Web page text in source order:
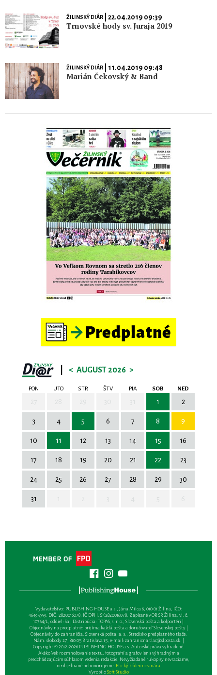
ŽILINSKÝ DIÁR| 22.04.2019 09:39
Trnovské hody sv. Juraja 2019
ŽILINSKÝ DIÁR| 11.04.2019 09:48
Marián Čekovský & Band
< AUGUST 2026 >
PON UTO STR ŠTV PIA SOB NED
1 2
3 4 5 6 7 8 9
10 11 12 13 14 15 16
17 18 19 20 21 22 23
24 25 26 27 28 29 30
31
Vydavateľsťvo: PUBLISHING HOUSE a.s., Jána Milca 6, 010 01 Žilina, IČO:
46495959, DIČ: 2820016078, IČ DPH: SK2820016078, Zapísané v OR SR Žilina: vl. č.
10764/L, oddiel: Sa | Distribúcia: TOPAS, s. r. o., Slovenská pošta a kolportéri |
Objednávky na predplatné: prijíma každá pošta a doručovateľ Slovenskej pošty |
Objednávky do zahraničia: Slovenská pošta, a. s., Stredisko predplatného tlače,
Nám. slobody 27, 810 05 Bratislava 15, e-mail:zahranicna.tlac@slposta.sk. |
Copyright © 2012-2026 PUBLISHING HOUSE a.s. Autorské práva vyhradené.
Akékoľvek rozmnožovanie textu, fotografií a grafov len s výhradným a
predchádzajúcim súhlasom vedenia redakcie. Nevyžiadané rukopisy nevraciame,
neobjednané nehonorujeme. Etický kódex novinára
VyrobiloSoft Studio